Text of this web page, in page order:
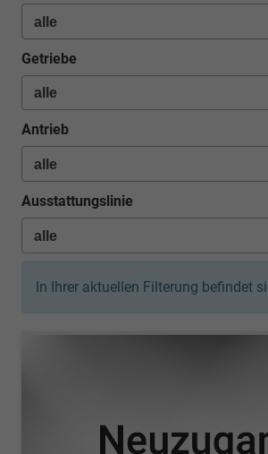
Getriebe
Antrieb
Ausstattungslinie
In Ihrer aktuellen Filterung befindet